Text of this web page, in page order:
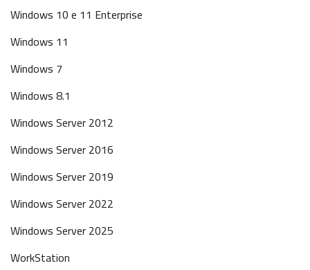
Windows 10 e 11 Enterprise
Windows 11
Windows 7
Windows 8.1
Windows Server 2012
Windows Server 2016
Windows Server 2019
Windows Server 2022
Windows Server 2025
WorkStation